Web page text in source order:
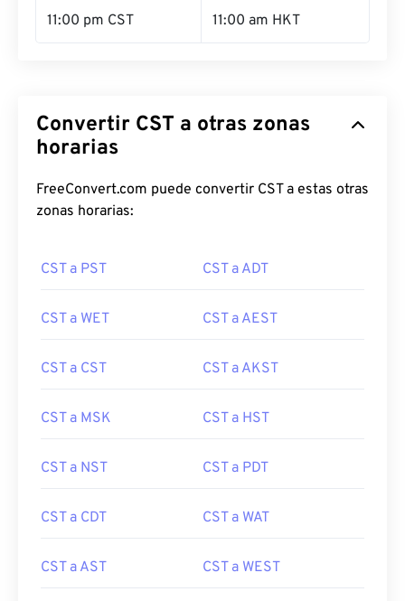
11:00 pm CST 11:00 am HKT
Convertir CST a otras zonas
horarias
FreeConvert.com puede convertir CST a estas otras
zonas horarias:
CST a PST CST a ADT
CST a WET CST a AEST
CST a CST CST a AKST
CST a MSK CST a HST
CST a NST CST a PDT
CST a CDT CST a WAT
CST a AST CST a WEST